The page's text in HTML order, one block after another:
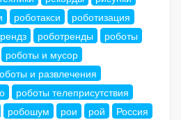
роботакси
роботизация
роботренды
роботы
роботы и мусор
и развлечения
роботы телеприсутствия
робошум рои рой
Россия